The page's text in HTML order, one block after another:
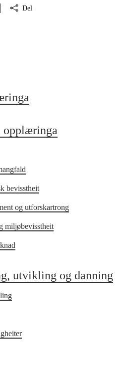
Del
opplæringa
bevisstheit
og utforskartrong
miljøbevisstheit
utvikling og danning